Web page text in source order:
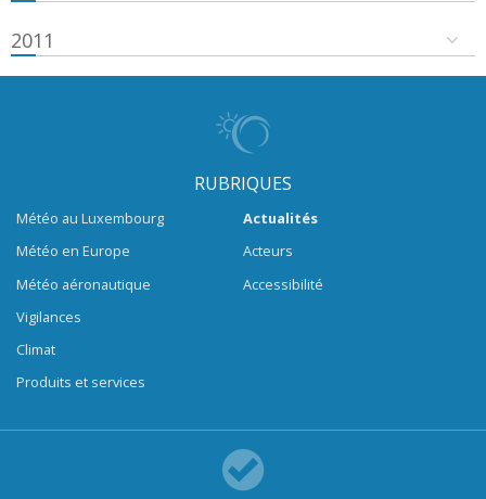
2011
RUBRIQUES
Météo au Luxembourg
Météo en Europe
Météo aéronautique
Vigilances
Climat
Produits et services
Actualités
Acteurs
Accessibilité